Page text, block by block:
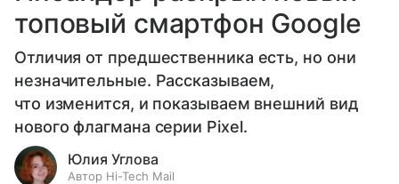
топовый смартфон Google
Отличия от предшественника есть, но они
незначительные. Рассказываем,
что изменится, и показываем внешний вид
нового флагмана серии Pixel.
Юлия Углова
Автор Hi-Tech Mail